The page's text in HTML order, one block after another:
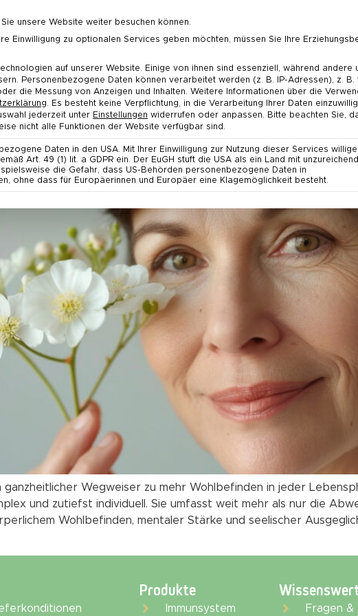
Ernährung Körper & Geist MediComplete
für jede Lebensphase
ganzheitlicher Wegweiser zu mehr Wohlbefinden in jeder
und zutiefst individuell. Sie umfasst weit mehr als nur die
Wohlbefinden, mentaler Stärke und seelischer
Produkte
Immunsystem Fragen
unsere Website weiter besuchen können.
Einwilligung zu optionalen Services geben möchten, müssen Sie Ihre
auf unserer Website. Einige von ihnen sind essenziell, während andere
Personenbezogene Daten können verarbeitet werden (z. B. IP-Adressen), z. B.
die Messung von Anzeigen und Inhalten. Weitere Informationen über die
. Es besteht keine Verpflichtung, in die Verarbeitung Ihrer Daten
jederzeit unter Einstellungen widerrufen oder anpassen. Bitte beachten Sie,
nicht alle Funktionen der Website verfügbar sind.
Daten in den USA. Mit Ihrer Einwilligung zur Nutzung dieser Services
Art. 49 (1) lit. a GDPR ein. Der EuGH stuft die USA als ein Land mit
die Gefahr, dass US-Behörden personenbezogene Daten in
ohne dass für Europäerinnen und Europäer eine Klagemöglichkeit besteht.